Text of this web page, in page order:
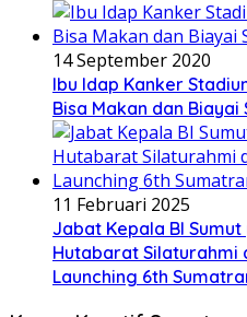
14 September 2020
Ibu Idap Kanker
Bisa Makan dan Biayai
11 Februari 2025
Jabat Kepala BI Sumut
Hutabarat Silaturahmi
Launching 6th